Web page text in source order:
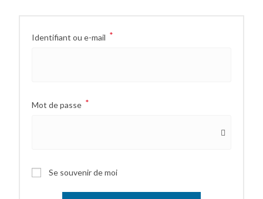
Identifiant ou e-mail *
Mot de passe *
Se souvenir de moi